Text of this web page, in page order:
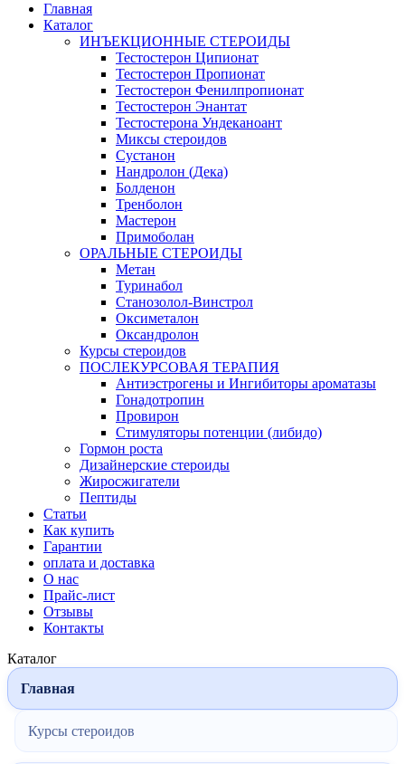
Главная
Каталог
ИНЪЕКЦИОННЫЕ СТЕРОИДЫ
Тестостерон Ципионат
Тестостерон Пропионат
Тестостерон Фенилпропионат
Тестостерон Энантат
Тестостерона Ундеканоант
Миксы стероидов
Сустанон
Нандролон (Дека)
Болденон
Тренболон
Мастерон
Примоболан
ОРАЛЬНЫЕ СТЕРОИДЫ
Метан
Туринабол
Станозолол-Винстрол
Оксиметалон
Оксандролон
Курсы стероидов
ПОСЛЕКУРСОВАЯ ТЕРАПИЯ
Антиэстрогены и Ингибиторы ароматазы
Гонадотропин
Провирон
Стимуляторы потенции (либидо)
Гормон роста
Дизайнерские стероиды
Жиросжигатели
Пептиды
Статьи
Как купить
Гарантии
оплата и доставка
О нас
Прайс-лист
Отзывы
Контакты
Каталог
Главная
Курсы стероидов